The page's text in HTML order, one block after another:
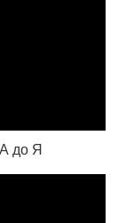
до Я